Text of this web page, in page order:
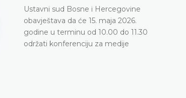
Ustavni sud Bosne i Hercegovine
obavještava da će 15. maja 2026.
godine u terminu od 10.00 do 11.30
održati konferenciju za medije